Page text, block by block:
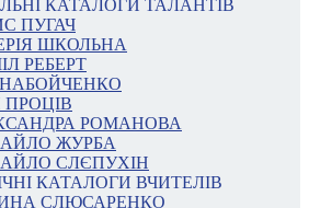
КАТАЛОГИ ТАЛАНТІВ
ПУГАЧ
ШКОЛЬНА
РЕБЕРТ
ПРОЦІВ
РОМАНОВА
ЖУРБА
СЛЄПУХІН
КАТАЛОГИ ВЧИТЕЛІВ
СЛЮСАРЕНКО